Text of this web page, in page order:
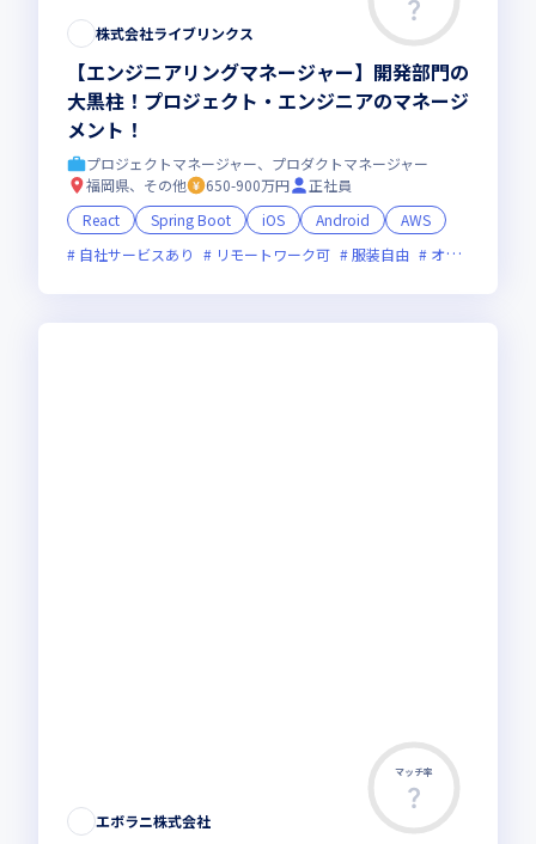
株式会社ライブリンクス
【エンジニアリングマネージャー】開発部門の
大黒柱！プロジェクト・エンジニアのマネージ
メント！
プロジェクトマネージャー、プロダクトマネージャー
福岡県、その他
650-900万円
正社員
React
Spring Boot iOS Android
AWS
自社サービスあり
リモートワーク可 服装自由 オンライン選考可
マッチ率
エボラニ株式会社